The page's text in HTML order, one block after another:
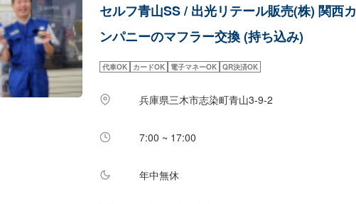
セルフ青山SS / 出光リテール販売(株) 関西カ
ンパニーのマフラー交換 (持ち込み)
代車OK カードOK 電子マネーOK QR決済OK
兵庫県三木市志染町青山3-9-2
7:00 ~ 17:00
年中無休